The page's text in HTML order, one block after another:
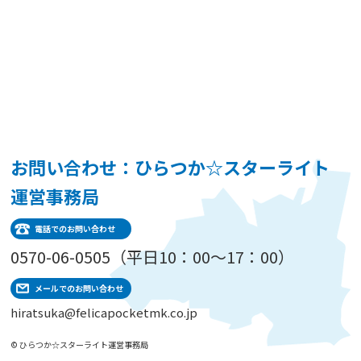
お問い合わせ：ひらつか☆スターライト
運営事務局
電話でのお問い合わせ
0570-06-0505（平日10：00～17：00）
メールでのお問い合わせ
hiratsuka@felicapocketmk.co.jp
© ひらつか☆スターライト運営事務局